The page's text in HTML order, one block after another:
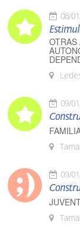
08/
OTRAS
09/
09/